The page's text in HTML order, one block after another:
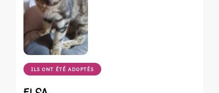
ILS ONT ÉTÉ ADOPTÉS